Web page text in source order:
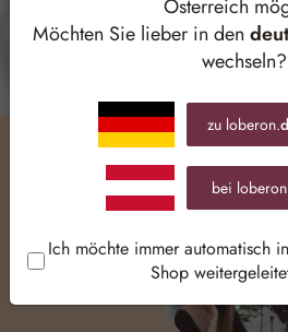
Österreich
Möchten Sie lieber in den
wechseln?
zu loberon.
bei
Ich möchte immer automatisch
Shop